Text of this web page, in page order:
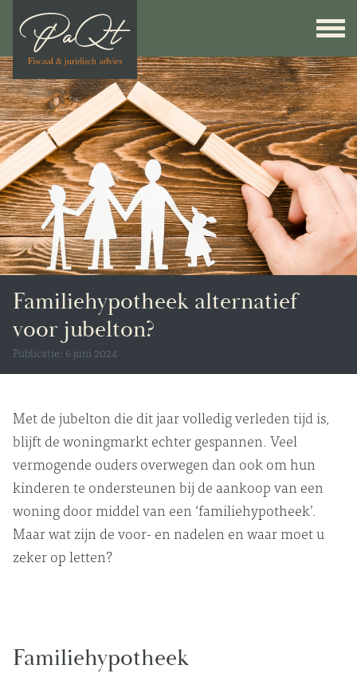
Familiehypotheek alternatief
voor jubelton?
Publicatie: 6 juni 2024
Met de jubelton die dit jaar volledig verleden tijd is,
blijft de woningmarkt echter gespannen. Veel
vermogende ouders overwegen dan ook om hun
kinderen te ondersteunen bij de aankoop van een
woning door middel van een ‘familiehypotheek’.
Maar wat zijn de voor- en nadelen en waar moet u
zeker op letten?
Familiehypotheek